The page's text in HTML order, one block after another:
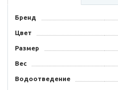
Бренд
Цвет
Размер
Вес
Водоотведение